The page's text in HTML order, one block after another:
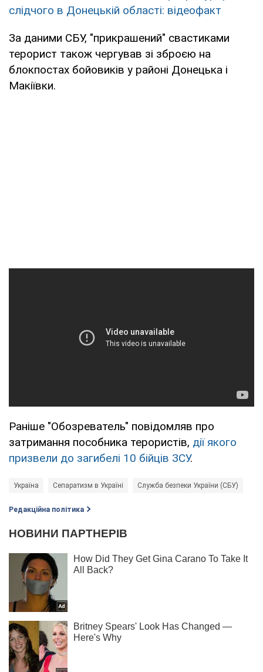
слідчого в Донецькій області: відеофакт
За даними СБУ, "прикрашений" свастиками
терорист також чергував зі зброєю на
блокпостах бойовиків у районі Донецька і
Макіївки.
Раніше "Обозреватель" повідомляв про
затримання пособника терористів, дії якого
призвели до загибелі 10 бійців ЗСУ.
Україна Сепаратизм в Україні Служба безпеки України (СБУ)
Редакційна політика